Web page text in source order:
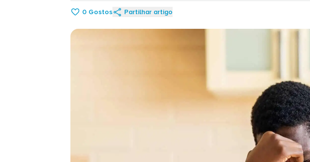
0 Gostos Partilhar artigo